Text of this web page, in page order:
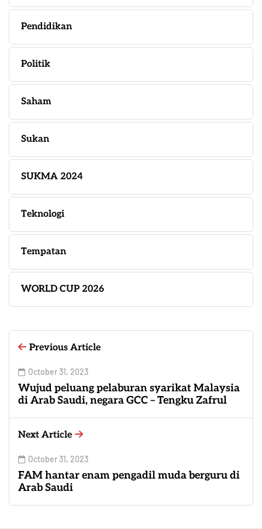
Pendidikan
Politik
Saham
Sukan
SUKMA 2024
Teknologi
Tempatan
WORLD CUP 2026
Previous Article
October 31, 2023
Wujud peluang pelaburan syarikat Malaysia
di Arab Saudi, negara GCC – Tengku Zafrul
Next Article
October 31, 2023
FAM hantar enam pengadil muda berguru di
Arab Saudi